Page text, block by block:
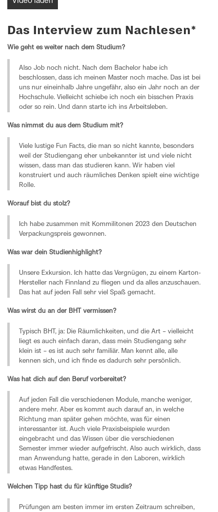
Das Interview zum Nachlesen*
Wie geht es weiter nach dem Studium?
Also Job noch nicht. Nach dem Bachelor habe ich
beschlossen, dass ich meinen Master noch mache. Das ist bei
uns nur eineinhalb Jahre ungefähr, also ein Jahr noch an der
Hochschule. Vielleicht schiebe ich noch ein bisschen Praxis
oder so rein. Und dann starte ich ins Arbeitsleben.
Was nimmst du aus dem Studium mit?
Viele lustige Fun Facts, die man so nicht kannte, besonders
weil der Studiengang eher unbekannter ist und viele nicht
wissen, dass man das studieren kann. Wir haben viel
konstruiert und auch räumliches Denken spielt eine wichtige
Rolle.
Worauf bist du stolz?
Ich habe zusammen mit Kommilitonen 2023 den Deutschen
Verpackungspreis gewonnen.
Was war dein Studienhighlight?
Unsere Exkursion. Ich hatte das Vergnügen, zu einem Karton-
Hersteller nach Finnland zu fliegen und da alles anzuschauen.
Das hat auf jeden Fall sehr viel Spaß gemacht.
Was wirst du an der BHT vermissen?
Typisch BHT, ja: Die Räumlichkeiten, und die Art – vielleicht
liegt es auch einfach daran, dass mein Studiengang sehr
klein ist – es ist auch sehr familiär. Man kennt alle, alle
kennen sich, und ich finde es dadurch sehr persönlich.
Was hat dich auf den Beruf vorbereitet?
Auf jeden Fall die verschiedenen Module, manche weniger,
andere mehr. Aber es kommt auch darauf an, in welche
Richtung man später gehen möchte, was für einen
interessanter ist. Auch viele Praxisbeispiele wurden
eingebracht und das Wissen über die verschiedenen
Semester immer wieder aufgefrischt. Also auch wirklich, dass
man Anwendung hatte, gerade in den Laboren, wirklich
etwas Handfestes.
Welchen Tipp hast du für künftige Studis?
Prüfungen am besten immer im ersten Zeitraum schreiben,